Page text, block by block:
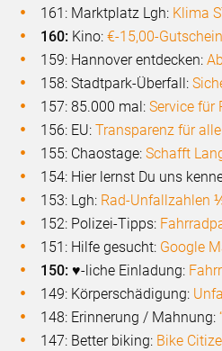
161: Marktplatz Lgh: Klima
160: Kino:€-15,00-
159: Hannover entdecken:
158: Stadtpark-Überfall:
157: 85.000 mal:Service für
156: EU:Transparenz für alle
155: Chaostage:Schafft
154: Hier lernst Du uns
153: Lgh: Rad-Unfallzahlen
152: Polizei-Tipps:
151: Hilfe gesucht: Google
150: ♥-liche Einladung:
149: Körperschädigung:
148: Erinnerung / Mahnung:
147: Better biking: Bike